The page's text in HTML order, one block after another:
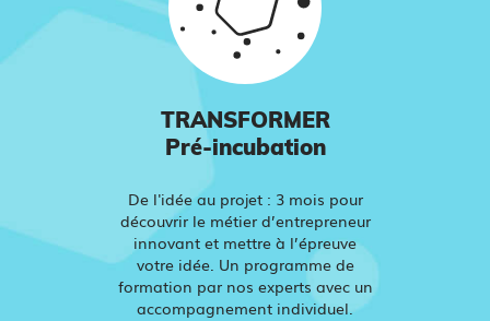
TRANSFORMER
Pré-incubation
De l'idée au projet : 3 mois pour
découvrir le métier d’entrepreneur
innovant et mettre à l’épreuve
votre idée. Un programme de
formation par nos experts avec un
accompagnement individuel.